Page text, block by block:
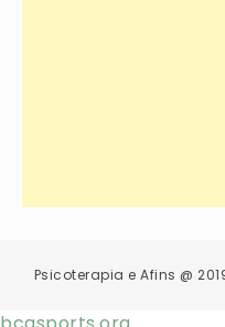
Psicoterapia e Afins @